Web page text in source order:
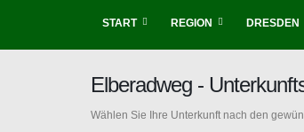
START REGION DRESDEN
Elberadweg -
Wählen Sie Ihre Unterkunft nach den